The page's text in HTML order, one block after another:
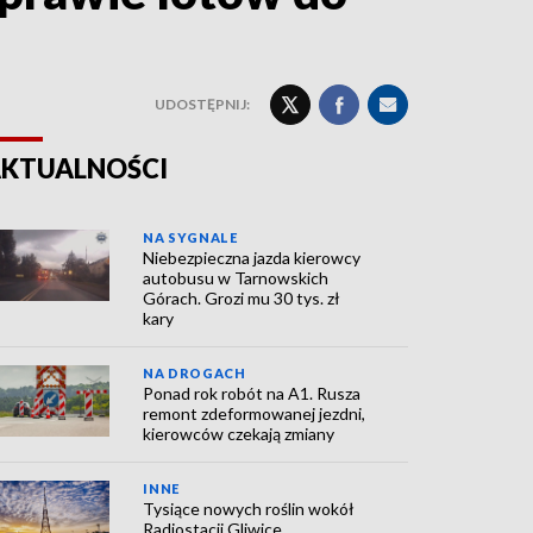
UDOSTĘPNIJ:
NA SYGNALE
Niebezpieczna jazda kierowcy
autobusu w Tarnowskich
Górach. Grozi mu 30 tys. zł
kary
NA DROGACH
Ponad rok robót na A1. Rusza
remont zdeformowanej jezdni,
kierowców czekają zmiany
INNE
Tysiące nowych roślin wokół
Radiostacji Gliwice